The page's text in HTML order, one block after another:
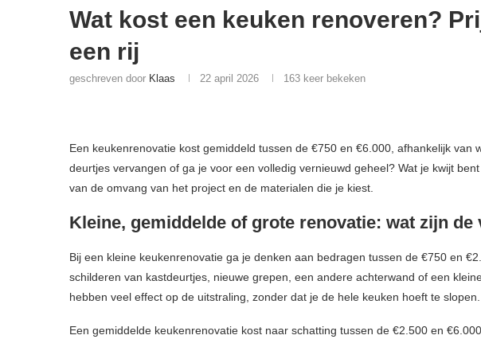
Wat kost een keuken renoveren?
een rij
geschreven door Klaas 22 april 2026 163 keer bekeken
Een keukenrenovatie kost gemiddeld tussen de €750 en €6.000, afhankelijk van
deurtjes vervangen of ga je voor een volledig vernieuwd geheel? Wat je kwijt
van de omvang van het project en de materialen die je kiest.
Kleine, gemiddelde of grote renovatie: wat zijn de
Bij een kleine keukenrenovatie ga je denken aan bedragen tussen de €750 en
schilderen van kastdeurtjes, nieuwe grepen, een andere achterwand of een
hebben veel effect op de uitstraling, zonder dat je de hele keuken hoeft te slopen.
Een gemiddelde keukenrenovatie kost naar schatting tussen de €2.500 en